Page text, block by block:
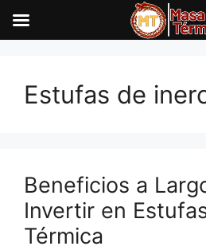
contenido
Estufas de
Beneficios a
Invertir en
Térmica